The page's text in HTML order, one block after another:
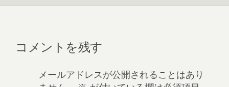
コメントを残す
メールアドレスが公開されることはあり